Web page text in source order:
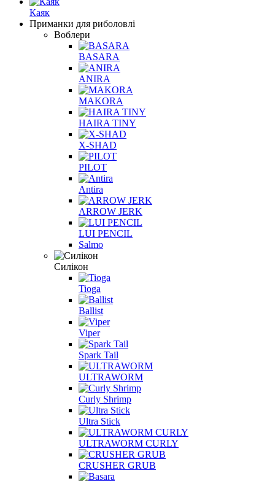
Каяк
Приманки для риболовлі
Воблери
BASARA
ANIRA
MAKORA
HAIRA TINY
X-SHAD
PILOT
Antira
ARROW JERK
LUI PENCIL
Salmo
Силікон
Tioga
Ballist
Viper
Spark Tail
ULTRAWORM
Curly Shrimp
Ultra Stick
ULTRAWORM CURLY
CRUSHER GRUB